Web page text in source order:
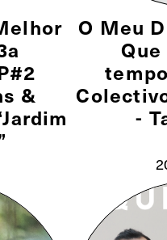
&
O Meu
Que
-